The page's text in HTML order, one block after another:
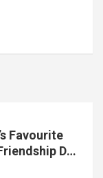
Favourite
Day